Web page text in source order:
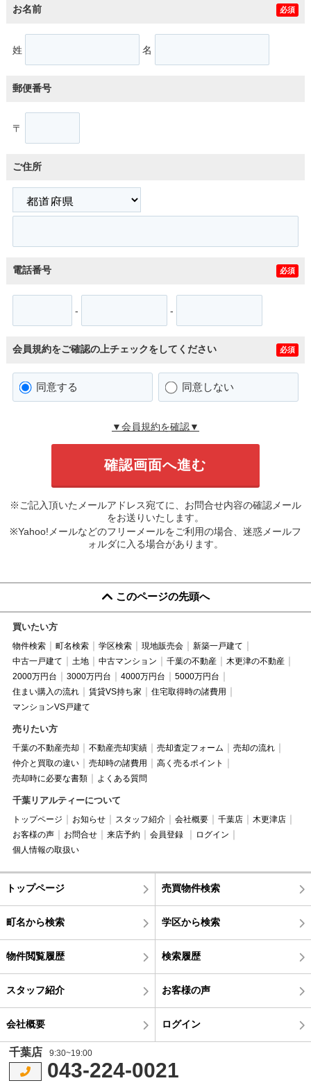
お名前 必須
姓 名
郵便番号
〒
ご住所
電話番号 必須
- -
会員規約をご確認の上チェックをしてください 必須
同意する 同意しない
▼会員規約を確認▼
※ご記入頂いたメールアドレス宛てに、お問合せ内容の確認メール
をお送りいたします。
※Yahoo!メールなどのフリーメールをご利用の場合、迷惑メールフ
ォルダに入る場合があります。
このページの先頭へ
買いたい方
物件検索 町名検索 学区検索 現地販売会
新築一戸建て
中古一戸建て
土地 中古マンション 千葉の不動産
木更津の不動産
2000万円台
3000万円台 4000万円台
5000万円台
住まい購入の流れ
賃貸VS持ち家
住宅取得時の諸費用
マンションVS戸建て
売りたい方
千葉の不動産売却 不動産売却実績 売却査定フォーム
売却の流れ
仲介と買取の違い
売却時の諸費用
高く売るポイント
売却時に必要な書類
よくある質問
千葉リアルティーについて
トップページ お知らせ スタッフ紹介 会社概要 千葉店
木更津店
お客様の声
お問合せ 来店予約 会員登録
ログイン
個人情報の取扱い
トップページ 売買物件検索
町名から検索 学区から検索
物件閲覧履歴 検索履歴
スタッフ紹介 お客様の声
会社概要 ログイン
千葉店 9:30~19:00
043-224-0021